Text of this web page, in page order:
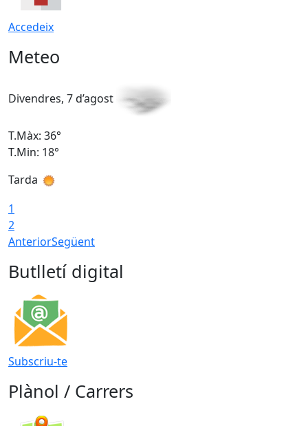
Accedeix
Meteo
Divendres, 7 d’agost
T.Màx: 36°
T.Min: 18°
Tarda
1
2
AnteriorSegüent
Butlletí digital
Subscriu-te
Plànol / Carrers